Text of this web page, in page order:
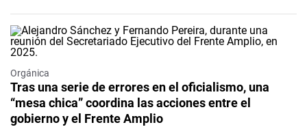
Orgánica
Tras una serie de errores en el oficialismo, una
“mesa chica” coordina las acciones entre el
gobierno y el Frente Amplio